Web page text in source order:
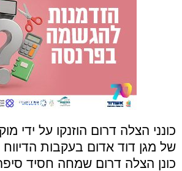
כונני הצלה דרום הוזנקו על ידי
של מגן דוד אדום בעקבות
כונן הצלה דרום שמחה חסיד